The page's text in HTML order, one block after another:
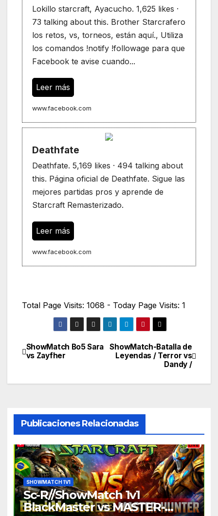
Lokillo starcraft, Ayacucho. 1,625 likes ·
73 talking about this. Brother Starcrafero
los retos, vs, torneos, están aquí., Utiliza
los comandos !notify !followage para que
Facebook te avise cuando...
Leer más
www.facebook.com
Deathfate
Deathfate. 5,169 likes · 494 talking about
this. Página oficial de Deathfate. Sigue las
mejores partidas pros y aprende de
Starcraft Remasterizado.
Leer más
www.facebook.com
Total Page Visits: 1068 - Today Page Visits: 1
Navegación
ShowMatch-Batalla de
Leyendas / Terror vs
Dandy /
ShowMatch Bo5 Sara
vs Zayfher
Publicaciones Relacionadas
SHOWMATCH 1V1
Sc-R//ShowMatch 1v1
BlackMaster vs MASTER-